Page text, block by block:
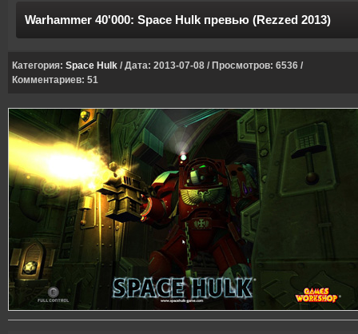
Warhammer 40'000: Space Hulk превью (Rezzed 2013)
Категория: Space Hulk / Дата: 2013-07-08 / Просмотров: 6536 /
Комментариев: 51